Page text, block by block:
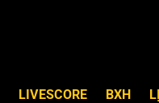
LIVESCORE BXH